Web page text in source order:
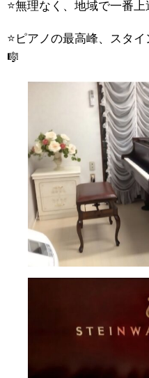
⭐無理なく、地域で一番
⭐ピアノの最高峰、スタ
🎼